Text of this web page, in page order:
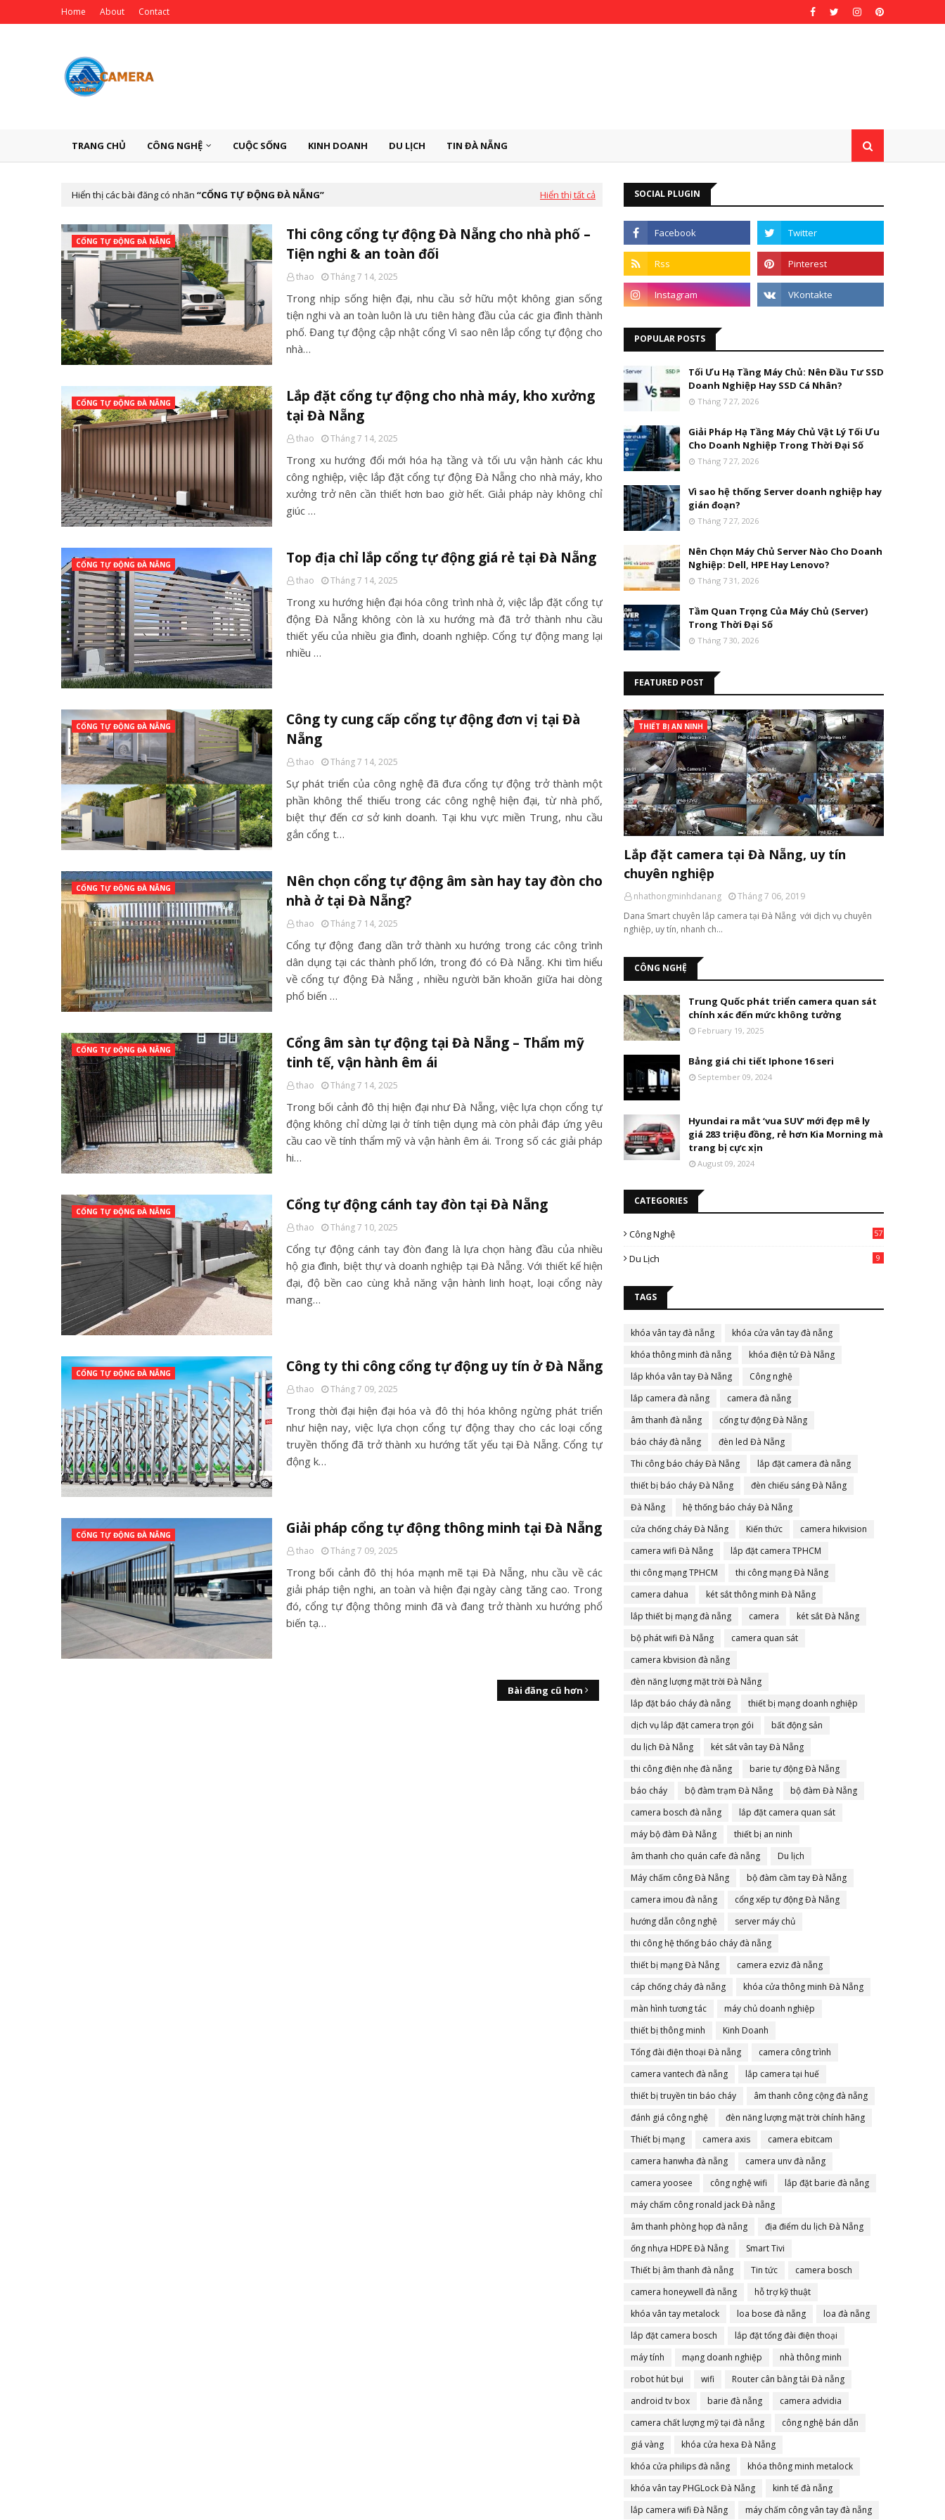
Home About Contact
TRANG CHỦ CÔNG NGHỆ CUỘC SỐNG KINH DOANH DU LỊCH TIN ĐÀ NẴNG
Hiển thị các bài đăng có nhãn CỔNG TỰ ĐỘNG ĐÀ NẴNG Hiển thị tất cả
CỔNG TỰ ĐỘNG ĐÀ NẴNG
Thi công cổng tự động Đà Nẵng cho nhà phố –
Tiện nghi & an toàn đối
thao Tháng 7 14, 2025
Trong nhịp sống hiện đại, nhu cầu sở hữu một không gian sống
tiện nghi và an toàn luôn là ưu tiên hàng đầu của các gia đình thành
phố. Đang tự động cập nhật cổng Vì sao nên lắp cổng tự động cho
nhà…
CỔNG TỰ ĐỘNG ĐÀ NẴNG
Lắp đặt cổng tự động cho nhà máy, kho xưởng
tại Đà Nẵng
thao Tháng 7 14, 2025
Trong xu hướng đổi mới hóa hạ tầng và tối ưu vận hành các khu
công nghiệp, việc lắp đặt cổng tự động Đà Nẵng cho nhà máy, kho
xưởng trở nên cần thiết hơn bao giờ hết. Giải pháp này không chỉ
giúc …
CỔNG TỰ ĐỘNG ĐÀ NẴNG Top địa chỉ lắp cổng tự động giá rẻ tại Đà Nẵng
thao Tháng 7 14, 2025
Trong xu hướng hiện đại hóa công trình nhà ở, việc lắp đặt cổng tự
động Đà Nẵng không còn là xu hướng mà đã trở thành nhu cầu
thiết yếu của nhiều gia đình, doanh nghiệp. Cổng tự động mang lại
nhiều …
CỔNG TỰ ĐỘNG ĐÀ NẴNG
Công ty cung cấp cổng tự động đơn vị tại Đà
Nẵng
thao Tháng 7 14, 2025
Sự phát triển của công nghệ đã đưa cổng tự động trở thành một
phần không thể thiếu trong các công nghệ hiện đại, từ nhà phố,
biệt thự đến cơ sở kinh doanh. Tại khu vực miền Trung, nhu cầu
gắn cổng t…
CỔNG TỰ ĐỘNG ĐÀ NẴNG
Nên chọn cổng tự động âm sàn hay tay đòn cho
nhà ở tại Đà Nẵng?
thao Tháng 7 14, 2025
Cổng tự động đang dần trở thành xu hướng trong các công trình
dân dụng tại các thành phố lớn, trong đó có Đà Nẵng. Khi tìm hiểu
về cổng tự động Đà Nẵng , nhiều người băn khoăn giữa hai dòng
phổ biến …
CỔNG TỰ ĐỘNG ĐÀ NẴNG
Cổng âm sàn tự động tại Đà Nẵng – Thẩm mỹ
tinh tế, vận hành êm ái
thao Tháng 7 14, 2025
Trong bối cảnh đô thị hiện đại như Đà Nẵng, việc lựa chọn cổng tự
động không chỉ dừng lại ở tính tiện dụng mà còn phải đáp ứng yêu
cầu cao về tính thẩm mỹ và vận hành êm ái. Trong số các giải pháp
hi…
CỔNG TỰ ĐỘNG ĐÀ NẴNG Cổng tự động cánh tay đòn tại Đà Nẵng
thao Tháng 7 10, 2025
Cổng tự động cánh tay đòn đang là lựa chọn hàng đầu của nhiều
hộ gia đình, biệt thự và doanh nghiệp tại Đà Nẵng. Với thiết kế hiện
đại, độ bền cao cùng khả năng vận hành linh hoạt, loại cổng này
mang…
CỔNG TỰ ĐỘNG ĐÀ NẴNG Công ty thi công cổng tự động uy tín ở Đà Nẵng
thao Tháng 7 09, 2025
Trong thời đại hiện đại hóa và đô thị hóa không ngừng phát triển
như hiện nay, việc lựa chọn cổng tự động thay cho các loại cổng
truyền thống đã trở thành xu hướng tất yếu tại Đà Nẵng. Cổng tự
động k…
CỔNG TỰ ĐỘNG ĐÀ NẴNG Giải pháp cổng tự động thông minh tại Đà Nẵng
thao Tháng 7 09, 2025
Trong bối cảnh đô thị hóa mạnh mẽ tại Đà Nẵng, nhu cầu về các
giải pháp tiện nghi, an toàn và hiện đại ngày càng tăng cao. Trong
đó, cổng tự động thông minh đã và đang trở thành xu hướng phổ
biến tạ…
Bài đăng cũ hơn
SOCIAL PLUGIN
POPULAR POSTS
Tối Ưu Hạ Tầng Máy Chủ: Nên Đầu Tư SSD
Doanh Nghiệp Hay SSD Cá Nhân?
Tháng 7 27, 2026
Giải Pháp Hạ Tầng Máy Chủ Vật Lý Tối Ưu
Cho Doanh Nghiệp Trong Thời Đại Số
Tháng 7 27, 2026
Vì sao hệ thống Server doanh nghiệp hay
gián đoạn?
Tháng 7 27, 2026
Nên Chọn Máy Chủ Server Nào Cho Doanh
Nghiệp: Dell, HPE Hay Lenovo?
Tháng 7 31, 2026
Tầm Quan Trọng Của Máy Chủ (Server)
Trong Thời Đại Số
Tháng 7 30, 2026
FEATURED POST
THIẾT BỊ AN NINH
Lắp đặt camera tại Đà Nẵng, uy tín
chuyên nghiệp
nhathongminhdanang
Tháng 7 06, 2019
Dana Smart chuyên lắp camera tại Đà Nẵng với dịch vụ chuyên
nghiệp, uy tín, nhanh ch…
CÔNG NGHỆ
Trung Quốc phát triển camera quan sát
chính xác đến mức không tưởng
February 19, 2025
Bảng giá chi tiết Iphone 16 seri
September 09, 2024
Hyundai ra mắt ‘vua SUV’ mới đẹp mê ly
giá 283 triệu đồng, rẻ hơn Kia Morning mà
trang bị cực xịn
August 09, 2024
CATEGORIES
Công Nghệ 57
Du Lịch 9
TAGS
khóa vân tay đà nẵng
khóa cửa vân tay đà nẵng
khóa thông minh đà nẵng
khóa điện tử Đà Nẵng
lắp khóa vân tay Đà Nẵng
Công nghệ
lắp camera đà nẵng
camera đà nẵng
âm thanh đà nẵng
cổng tự động Đà Nẵng
báo cháy đà nẵng
đèn led Đà Nẵng
Thi công báo cháy Đà Nẵng
lắp đặt camera đà nẵng
thiết bị báo cháy Đà Nẵng
đèn chiếu sáng Đà Nẵng
Đà Nẵng
hệ thống báo cháy Đà Nẵng
cửa chống cháy Đà Nẵng
Kiến thức
camera hikvision
camera wifi Đà Nẵng
lắp đặt camera TPHCM
thi công mạng TPHCM
thi công mạng Đà Nẵng
camera dahua
két sắt thông minh Đà Nẵng
lắp thiết bị mạng đà nẵng
camera
két sắt Đà Nẵng
bộ phát wifi Đà Nẵng
camera quan sát
camera kbvision đà nẵng
đèn năng lượng mặt trời Đà Nẵng
lắp đặt báo cháy đà nẵng
thiết bị mạng doanh nghiệp
dịch vụ lắp đặt camera trọn gói
bất động sản
du lịch Đà Nẵng
két sắt vân tay Đà Nẵng
thi công điện nhẹ đà nẵng
barie tự động Đà Nẵng
báo cháy
bộ đàm trạm Đà Nẵng
bộ đàm Đà Nẵng
camera bosch đà nẵng
lắp đặt camera quan sát
máy bộ đàm Đà Nẵng
thiết bị an ninh
âm thanh cho quán cafe đà nẵng
Du lịch
Máy chấm công Đà Nẵng
bộ đàm cầm tay Đà Nẵng
camera imou đà nẵng
cổng xếp tự động Đà Nẵng
hướng dẫn công nghệ
server máy chủ
thi công hệ thống báo cháy đà nẵng
thiết bị mạng Đà Nẵng
camera ezviz đà nẵng
cáp chống cháy đà nẵng
khóa cửa thông minh Đà Nẵng
màn hình tương tác
máy chủ doanh nghiệp
thiết bị thông minh
Kinh Doanh
Tổng đài điện thoại Đà nẵng
camera công trình
camera vantech đà nẵng
lắp camera tại huế
thiết bị truyền tin báo cháy
âm thanh công cộng đà nẵng
đánh giá công nghệ
đèn năng lượng mặt trời chính hãng
Thiết bị mạng
camera axis
camera ebitcam
camera hanwha đà nẵng
camera unv đà nẵng
camera yoosee
công nghệ wifi
lắp đặt barie đà nẵng
máy chấm công ronald jack Đà nẵng
âm thanh phòng họp đà nẵng
địa điểm du lịch Đà Nẵng
ống nhựa HDPE Đà Nẵng
Smart Tivi
Thiết bị âm thanh đà nẵng
Tin tức
camera bosch
camera honeywell đà nẵng
hỗ trợ kỹ thuật
khóa vân tay metalock
loa bose đà nẵng
loa đà nẵng
lắp đặt camera bosch
lắp đặt tổng đài điện thoại
máy tính
mạng doanh nghiệp
nhà thông minh
robot hút bụi
wifi
Router cân bằng tải Đà nẵng
android tv box
barie đà nẵng
camera advidia
camera chất lượng mỹ tại đà nẵng
công nghệ bán dẫn
giá vàng
khóa cửa hexa Đà Nẵng
khóa cửa philips đà nẵng
khóa thông minh metalock
khóa vân tay PHGLock Đà Nẵng
kinh tế đà nẵng
lắp camera wifi Đà Nẵng
máy chấm công vân tay đà nẵng